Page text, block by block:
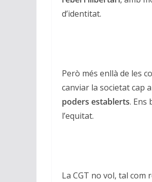
d’identitat.
Però més enllà de les
canviar la societat cap
poders establerts. Ens
l’equitat.
La CGT no vol, tal com